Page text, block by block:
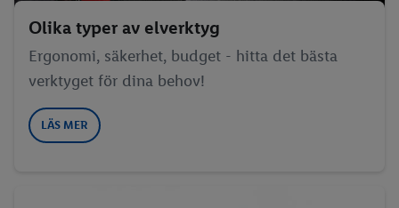
Olika typer av elverktyg
Ergonomi, säkerhet, budget - hitta det bästa
verktyget för dina behov!
LÄS MER